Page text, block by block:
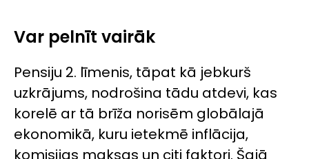
Var pelnīt vairāk
Pensiju 2. līmenis, tāpat kā jebkurš
uzkrājums, nodrošina tādu atdevi, kas
korelē ar tā brīža norisēm globālajā
ekonomikā, kuru ietekmē inflācija,
komisijas maksas un citi faktori. Šajā